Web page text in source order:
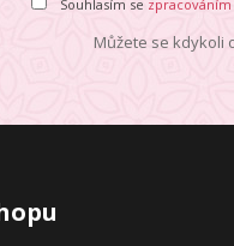
Souhlasím se
Můžete se kdykoli